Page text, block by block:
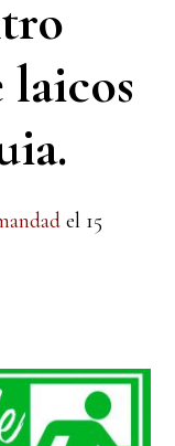
laicos
el 15